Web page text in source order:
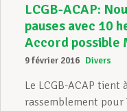
LCGB-ACAP:
pauses avec 10
Accord possible
9 février 2016 Divers
Le LCGB-ACAP tient
rassemblement pour